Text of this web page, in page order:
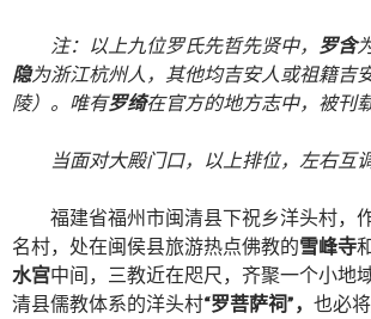
注：以上九位罗氏先哲先贤中， 罗含
隐为浙江杭州人，其他均吉安人或祖籍吉
陵）。唯有罗绮在官方的地方志中，被刊
当面对大殿门口，以上排位，左右互调
福建省福州市闽清县下祝乡洋头村，
名村，处在闽侯县旅游热点佛教的雪峰寺
水宫中间，三教近在咫尺，齐聚一个小地
清县儒教体系的洋头村“罗菩萨祠”， 也必